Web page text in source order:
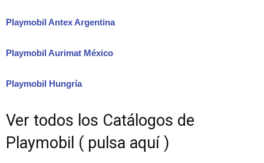
Playmobil Antex Argentina
Playmobil Aurimat México
Playmobil Hungría
Ver todos los Catálogos de
Playmobil ( pulsa aquí )